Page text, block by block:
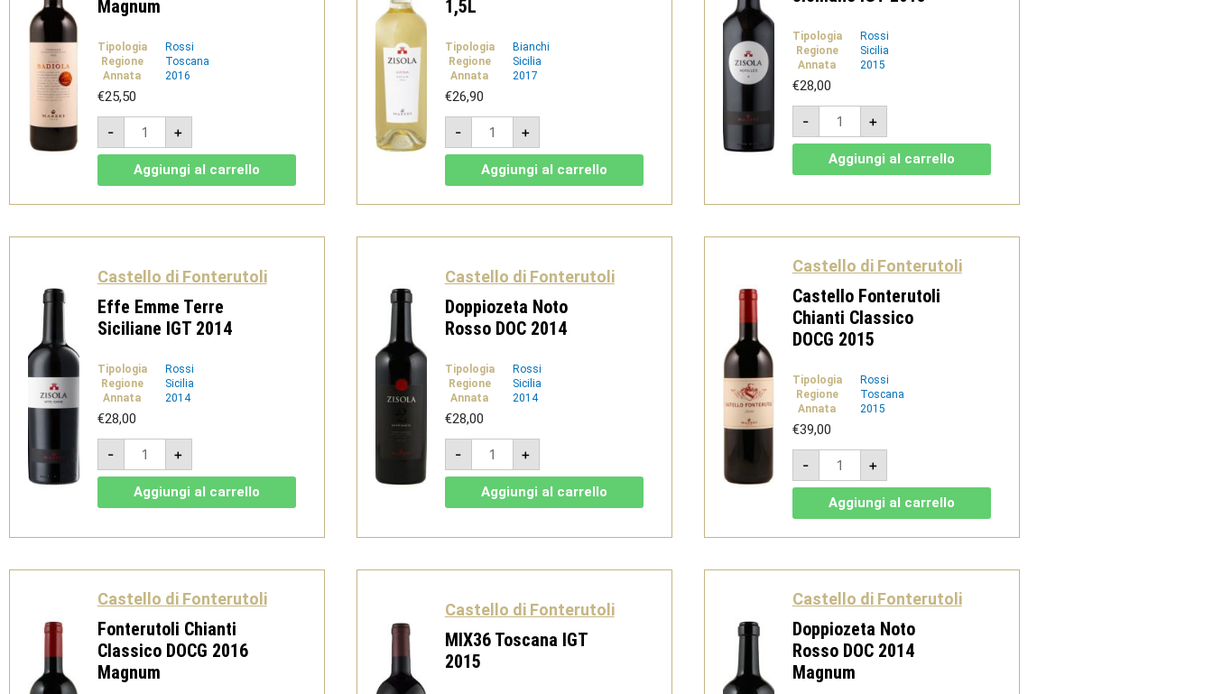
Magnum
Tipologia
Rossi
Regione
Toscana
Annata
2016
€25,50
-
POGGIO
BADIOLA
Toscana
IGT
2016
Magnum
quantità
+
Aggiungi al carrello
1,5L
Tipologia
Bianchi
Regione
Sicilia
Annata
2017
€26,90
-
Azisa
Bianco
Sicilia
DOC
2017
Magnum
1,5L
+
Aggiungi al carrello
Tipologia
Rossi
Regione
Sicilia
Annata
2015
€28,00
-
Achilles
Terre
siciliane
IGT
2015
quantità
+
Aggiungi al carrello
Castello di Fonterutoli
Effe Emme Terre
Siciliane IGT 2014
Tipologia
Rossi
Regione
Sicilia
Annata
2014
€28,00
-
Effe
Emme
Terre
Siciliane
IGT
2014
+
Aggiungi al carrello
Castello di Fonterutoli
Doppiozeta Noto
Rosso DOC 2014
Tipologia
Rossi
Regione
Sicilia
Annata
2014
€28,00
-
Doppiozeta
Noto
Rosso
DOC
2014
quantità
+
Aggiungi al carrello
Castello di Fonterutoli
Castello Fonterutoli
Chianti Classico
DOCG 2015
Tipologia
Rossi
Regione
Toscana
Annata
2015
€39,00
-
Castello
Fonterutoli
Chianti
Classico
DOCG
2015
quantità
+
Aggiungi al carrello
Castello di Fonterutoli
Fonterutoli Chianti
Classico DOCG 2016
Magnum
Castello di Fonterutoli
MIX36 Toscana IGT
2015
Castello di Fonterutoli
Doppiozeta Noto
Rosso DOC 2014
Magnum